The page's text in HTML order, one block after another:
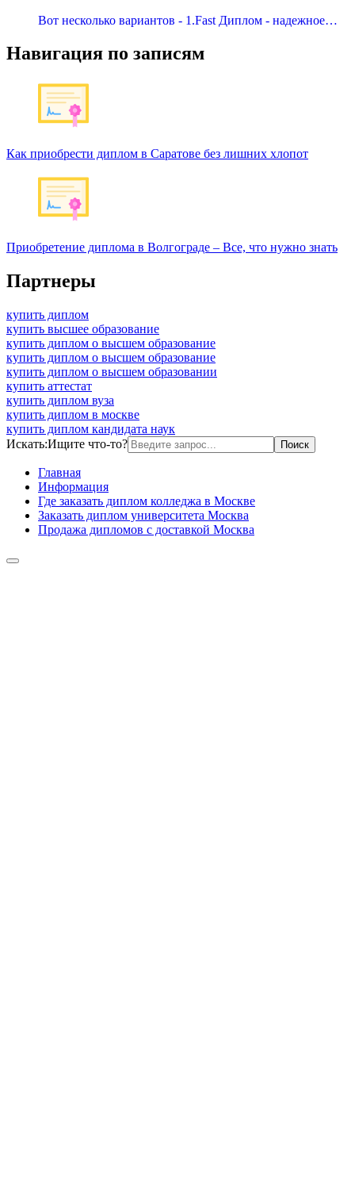
Вот несколько вариантов - 1.Fast Диплом - надежное…
Навигация по записям
Как приобрести диплом в Саратове без лишних хлопот
Приобретение диплома в Волгограде – Все, что нужно знать
Партнеры
купить диплом
купить высшее образование
купить диплом о высшем образование
купить диплом о высшем образование
купить диплом о высшем образовании
купить аттестат
купить диплом вуза
купить диплом в москве
купить диплом кандидата наук
Искать:Ищите что-то?
Главная
Информация
Где заказать диплом колледжа в Москве
Заказать диплом университета Москва
Продажа дипломов с доставкой Москва